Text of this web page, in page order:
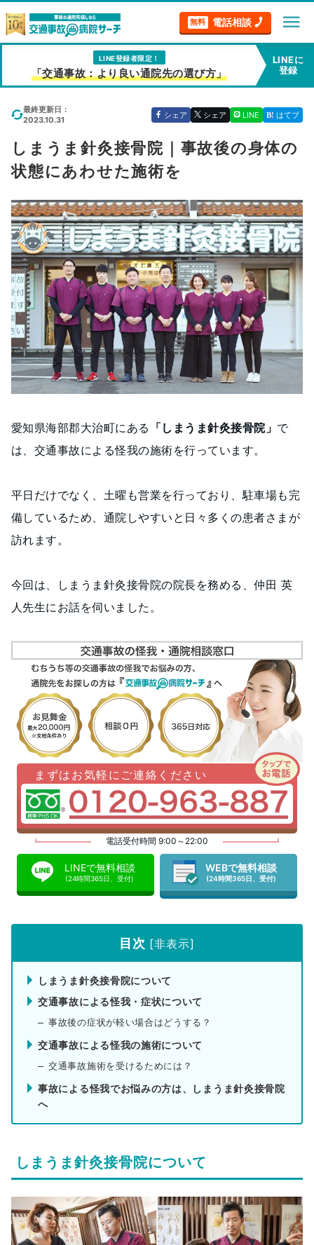
無料 電話相談 menu
LINE登録者限定！
「交通事故：より良い通院先の選び方」
LINEに
登録
最終更新日：
2023.10.31
シェア シェア LINE はてブ
しまうま針灸接骨院｜事故後の身体の
状態にあわせた施術を
愛知県海部郡大治町にある 「しまうま針灸接骨院」 で
は、交通事故による怪我の施術を行っています。
平日だけでなく、土曜も営業を行っており、駐車場も完
備しているため、通院しやすいと日々多くの患者さまが
訪れます。
今回は、しまうま針灸接骨院の院長を務める、仲田 英
人先生にお話を伺いました。
まずはお気軽にご連絡ください
電話受付時間 9:00～22:00
LINEで無料相談
(24時間365日、受付)
WEBで無料相談
(24時間365日、受付)
目次 [非表示]
しまうま針灸接骨院について
交通事故による怪我・症状について
事故後の症状が軽い場合はどうする？
交通事故による怪我の施術について
交通事故施術を受けるためには？
事故による怪我でお悩みの方は、しまうま針灸接骨院
へ
しまうま針灸接骨院について